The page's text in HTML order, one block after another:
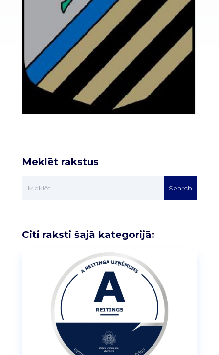
Meklēt rakstus
Citi raksti šajā kategorijā: